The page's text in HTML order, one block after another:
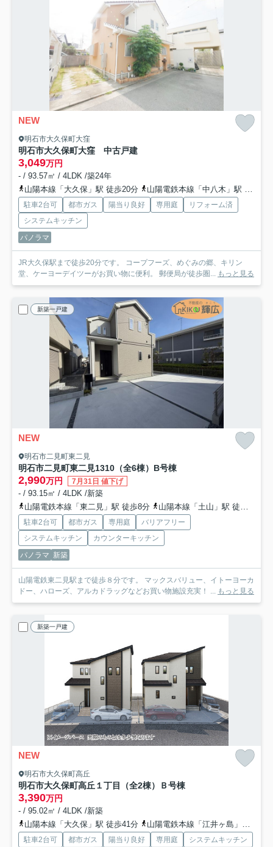
NEW
明石市大久保町大窪
明石市大久保町大窪 中古戸建
3,049万円
- / 93.57㎡ / 4LDK /築24年
山陽本線「大久保」駅 徒歩20分
山陽電鉄本線「中八木」駅 徒歩41分
駐車2台可 都市ガス 陽当り良好 専用庭
リフォーム済
システムキッチン
パノラマ
JR大久保駅まで徒歩20分です。 コープフーズ、めぐみの郷、キリン
堂、ケーヨーデイツーがお買い物に便利。 郵便局が徒歩圏... もっと見る
新築一戸建
NEW
明石市二見町東二見
明石市二見町東二見1310（全6棟）B号棟
2,990万円 7月31日 値下げ
- / 93.15㎡ / 4LDK /新築
山陽電鉄本線「東二見」駅 徒歩8分
山陽本線「土山」駅 徒歩33分
駐車2台可 都市ガス 専用庭
バリアフリー
システムキッチン
カウンターキッチン
パノラマ 新築
山陽電鉄東二見駅まで徒歩８分です。 マックスバリュー、イトーヨーカ
ドー、ハローズ、アルカドラッグなどお買い物施設充実！ ... もっと見る
新築一戸建
NEW
明石市大久保町高丘
明石市大久保町高丘１丁目（全2棟）Ｂ号棟
3,390万円
- / 95.02㎡ / 4LDK /新築
山陽本線「大久保」駅 徒歩41分
山陽電鉄本線「江井ヶ島」駅 徒歩63分
駐車2台可 都市ガス 陽当り良好 専用庭
システムキッチン